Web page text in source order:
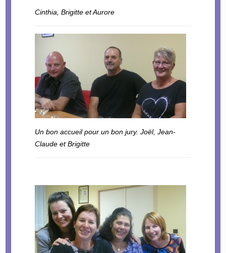
Cinthia, Brigitte et Aurore
Un bon accueil pour un bon jury. Joël, Jean-
Claude et Brigitte